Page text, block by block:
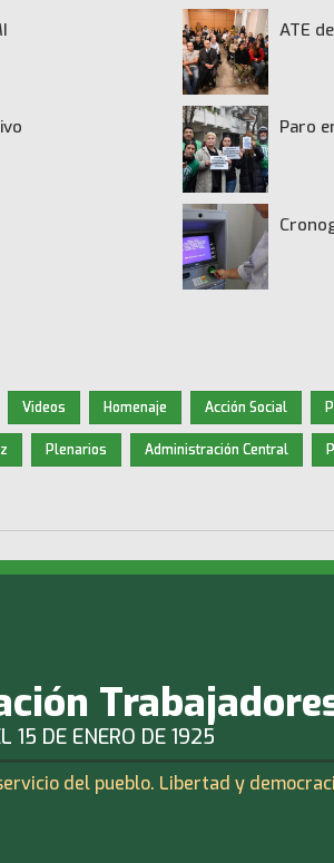
ATE
Paro
Videos Homenaje Acción Social
Plenarios Administración Central
15 DE ENERO DE 1925
del pueblo. Libertad y